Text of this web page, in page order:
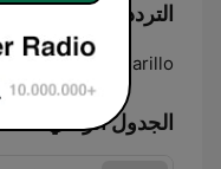
الترددات Boss Country Radio:
Amarillo:
Online
الجدول الزمني